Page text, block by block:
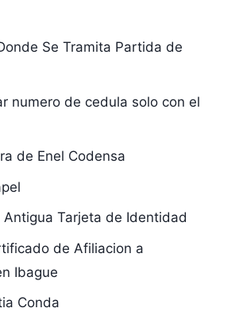
Se Tramita Partida de
numero de cedula solo con el
de Enel Codensa
Antigua Tarjeta de Identidad
de Afiliacion a
Ibague
Conda